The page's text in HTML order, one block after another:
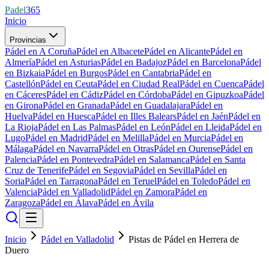
Padel365
Inicio
Provincias
Pádel en A CoruñaPádel en AlbacetePádel en AlicantePádel en
AlmeríaPádel en AsturiasPádel en BadajozPádel en BarcelonaPádel
en BizkaiaPádel en BurgosPádel en CantabriaPádel en
CastellónPádel en CeutaPádel en Ciudad RealPádel en CuencaPádel
en CáceresPádel en CádizPádel en CórdobaPádel en GipuzkoaPádel
en GironaPádel en GranadaPádel en GuadalajaraPádel en
HuelvaPádel en HuescaPádel en Illes BalearsPádel en JaénPádel en
La RiojaPádel en Las PalmasPádel en LeónPádel en LleidaPádel en
LugoPádel en MadridPádel en MelillaPádel en MurciaPádel en
MálagaPádel en NavarraPádel en OtrasPádel en OurensePádel en
PalenciaPádel en PontevedraPádel en SalamancaPádel en Santa
Cruz de TenerifePádel en SegoviaPádel en SevillaPádel en
SoriaPádel en TarragonaPádel en TeruelPádel en ToledoPádel en
ValenciaPádel en ValladolidPádel en ZamoraPádel en
ZaragozaPádel en ÁlavaPádel en Ávila
Inicio Pádel en Valladolid
Pistas de Pádel en Herrera de
Duero